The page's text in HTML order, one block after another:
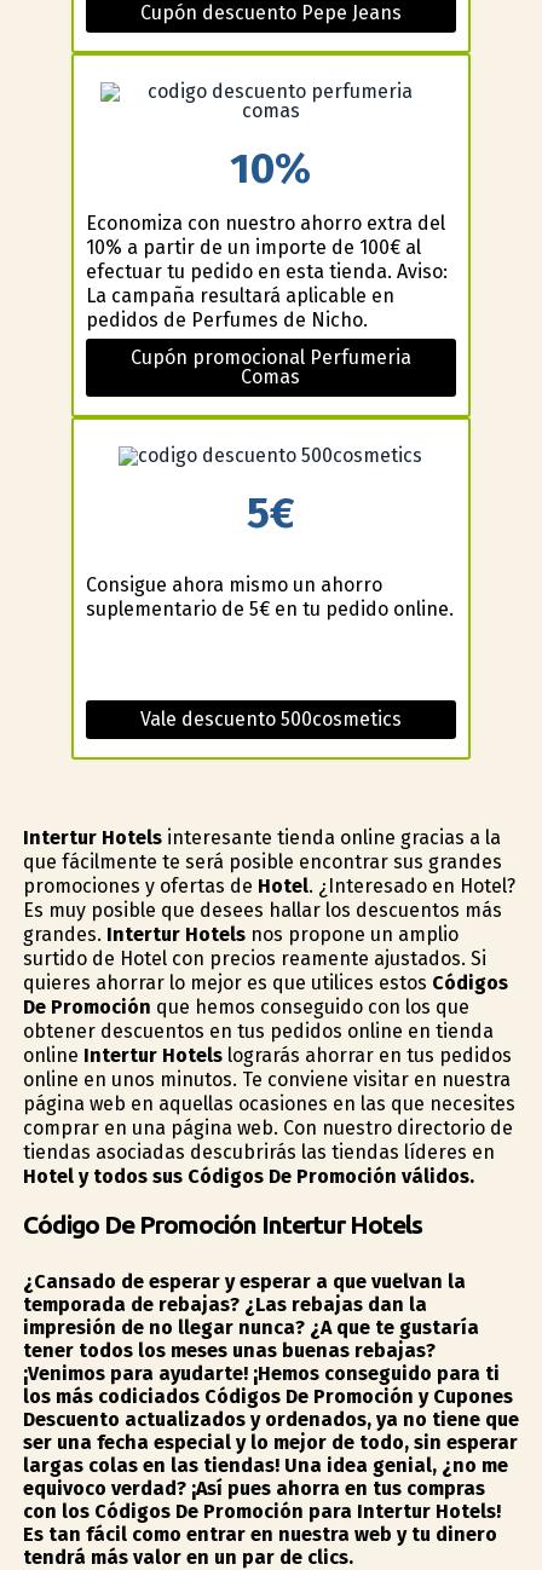
Cupón descuento Pepe Jeans
10%
Economiza con nuestro ahorro extra del
10% a partir de un importe de 100€ al
efectuar tu pedido en esta tienda. Aviso:
La campaña resultará aplicable en
pedidos de Perfumes de Nicho.
Cupón promocional Perfumeria
Comas
5€
Consigue ahora mismo un ahorro
suplementario de 5€ en tu pedido online.
Vale descuento 500cosmetics
Intertur Hotelsinteresante tienda online gracias a la
que fácilmente te será posible encontrar sus grandes
promociones y ofertas de Hotel. ¿Interesado en Hotel?
Es muy posible que desees hallar los descuentos más
grandes. Intertur Hotelsnos propone un amplio
surtido de Hotel con precios reamente ajustados. Si
quieres ahorrar lo mejor es que utilices estos Códigos
De Promoción que hemos conseguido con los que
obtener descuentos en tus pedidos online en tienda
online Intertur Hotelslograrás ahorrar en tus pedidos
online en unos minutos. Te conviene visitar en nuestra
página web en aquellas ocasiones en las que necesites
comprar en una página web. Con nuestro directorio de
tiendas asociadas descubrirás las tiendas líderes en
Hotel y todos sus Códigos De Promoción válidos.
Código De Promoción Intertur Hotels
¿Cansado de esperar y esperar a que vuelvan la
temporada de rebajas? ¿Las rebajas dan la
impresión de no llegar nunca? ¿A que te gustaría
tener todos los meses unas buenas rebajas?
¡Venimos para ayudarte! ¡Hemos conseguido para ti
los más codiciados Códigos De Promoción y Cupones
Descuento actualizados y ordenados, ya no tiene que
ser una fecha especial y lo mejor de todo, sin esperar
largas colas en las tiendas! Una idea genial, ¿no me
equivoco verdad? ¡Así pues ahorra en tus compras
con los Códigos De Promoción para Intertur Hotels!
Es tan fácil como entrar en nuestra web y tu dinero
tendrá más valor en un par de clics.